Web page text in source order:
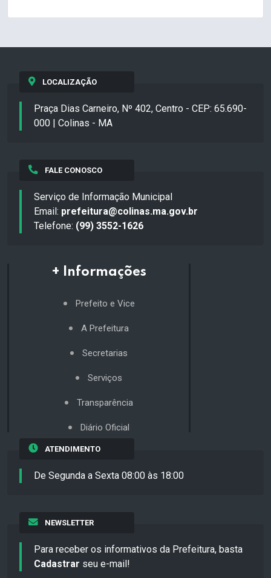
LOCALIZAÇÃO
Praça Dias Carneiro, Nº 402, Centro - CEP: 65.690-
000 | Colinas - MA
FALE CONOSCO
Serviço de Informação Municipal
Email: prefeitura@colinas.ma.gov.br
Telefone: (99) 3552-1626
+ Informações
Prefeito e Vice
A Prefeitura
Secretarias
Serviços
Transparência
Diário Oficial
ATENDIMENTO
De Segunda a Sexta 08:00 às 18:00
NEWSLETTER
Para receber os informativos da Prefeitura, basta
Cadastrar seu e-mail!